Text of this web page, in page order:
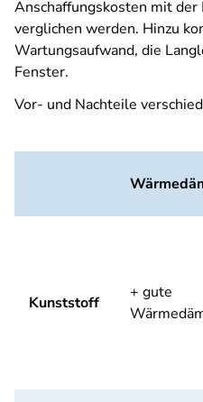
Anschaffungskosten mit der
verglichen werden. Hinzu
Wartungsaufwand, die
Fenster.
Vor- und Nachteile
Kunststoff
+ gute